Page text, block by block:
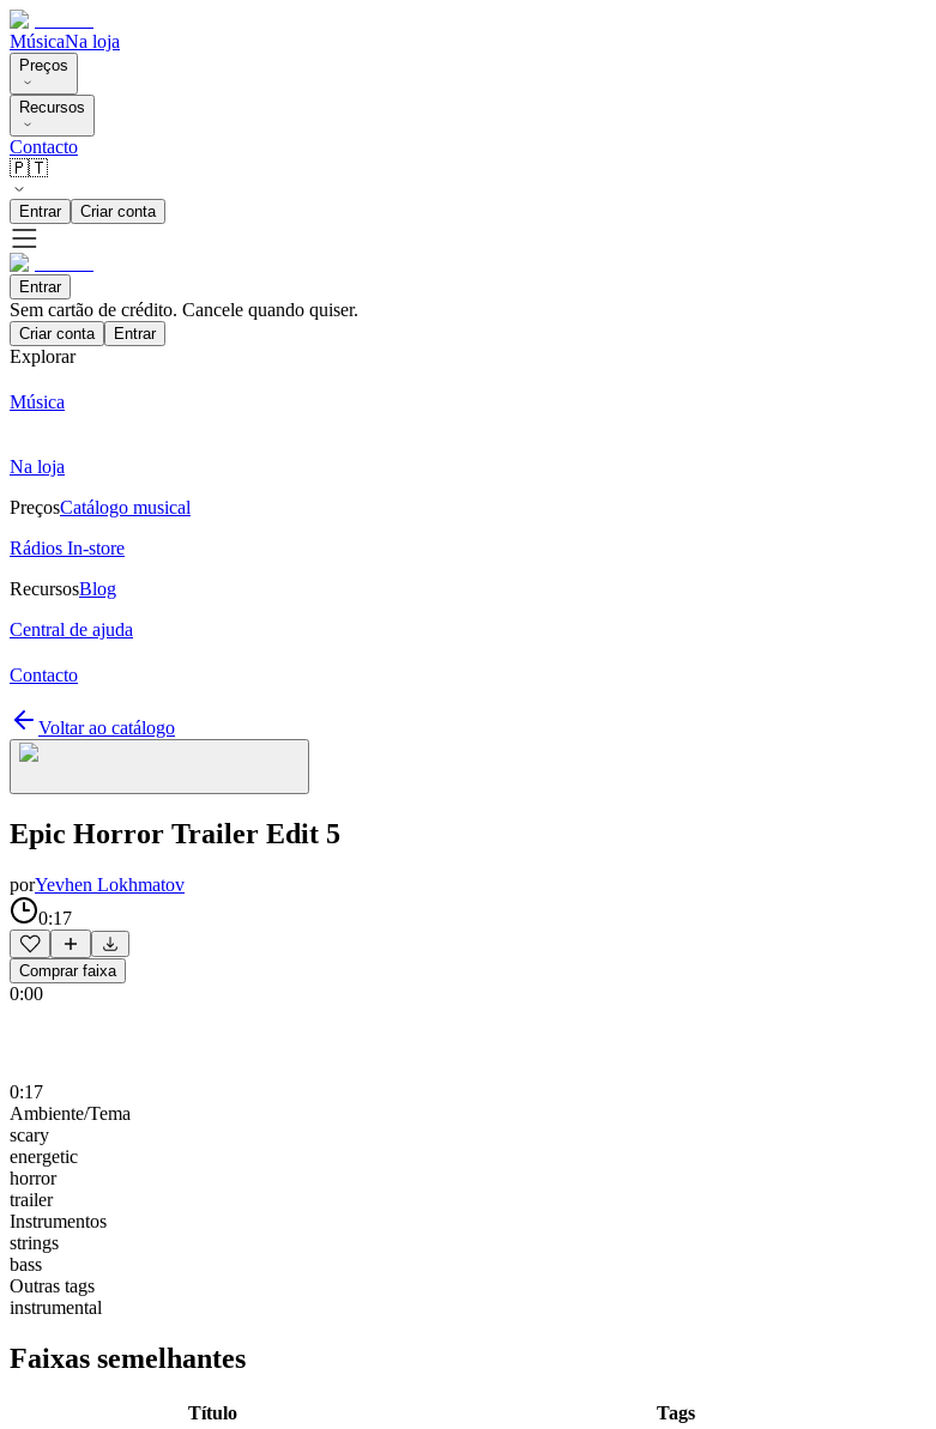
MúsicaNa loja
Preços
Recursos
Contacto
🇵🇹
Entrar Criar conta
Entrar
Sem cartão de crédito. Cancele quando quiser.
Criar conta Entrar
Explorar
Música
Na loja
PreçosCatálogo musical
Rádios In-store
RecursosBlog
Central de ajuda
Contacto
Voltar ao catálogo
Epic Horror Trailer Edit 5
porYevhen Lokhmatov
0:17
Comprar faixa
0:00
0:17
Ambiente/Tema
scary
energetic
horror
trailer
Instrumentos
strings
bass
Outras tags
instrumental
Faixas semelhantes
Título Tags